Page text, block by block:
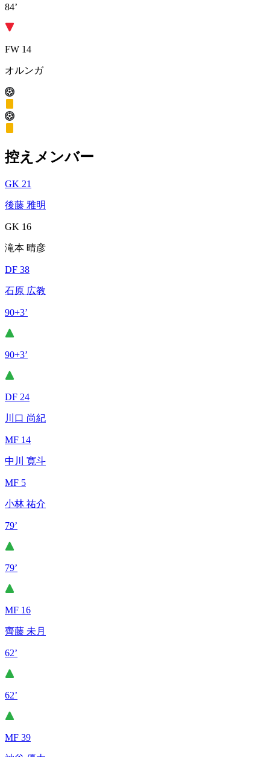
84’
FW 14
オルンガ
控えメンバー
GK 21
後藤 雅明
GK 16
滝本 晴彦
DF 38
石原 広教
90+3’
90+3’
DF 24
川口 尚紀
MF 14
中川 寛斗
MF 5
小林 祐介
79’
79’
MF 16
齊藤 未月
62’
62’
MF 39